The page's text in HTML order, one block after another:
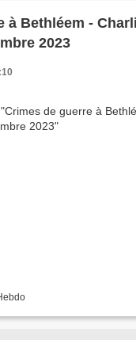
à Bethléem -
2023